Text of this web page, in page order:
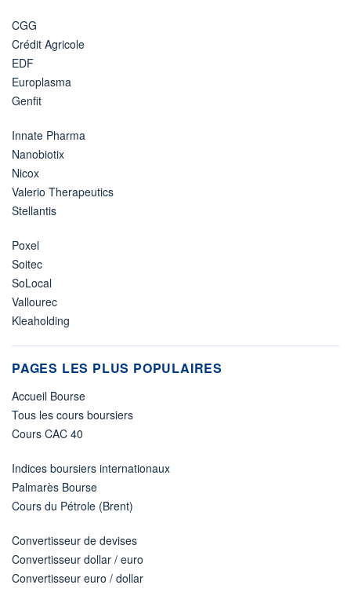
CGG
Crédit Agricole
EDF
Europlasma
Genfit
Innate Pharma
Nanobiotix
Nicox
Valerio Therapeutics
Stellantis
Poxel
Soitec
SoLocal
Vallourec
Kleaholding
PAGES LES PLUS POPULAIRES
Accueil Bourse
Tous les cours boursiers
Cours CAC 40
Indices boursiers internationaux
Palmarès Bourse
Cours du Pétrole (Brent)
Convertisseur de devises
Convertisseur dollar / euro
Convertisseur euro / dollar